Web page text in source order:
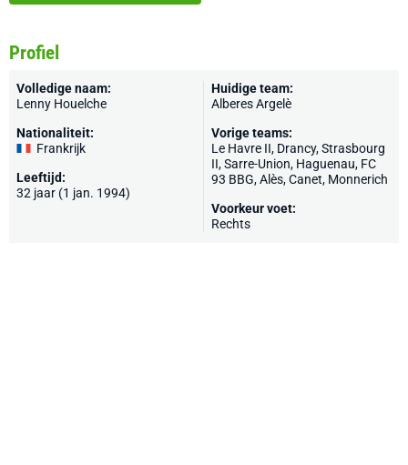
Profiel
Volledige naam:
Lenny Houelche
Nationaliteit:
Frankrijk
Leeftijd:
32 jaar (1 jan. 1994)
Huidige team:
Alberes Argelè
Vorige teams:
Le Havre II, Drancy, Strasbourg
II,Sarre-Union, Haguenau, FC
93 BBG,Alès,Canet, Monnerich
Voorkeur voet:
Rechts